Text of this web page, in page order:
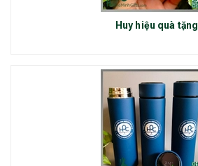
Huy hiệu quà tặng